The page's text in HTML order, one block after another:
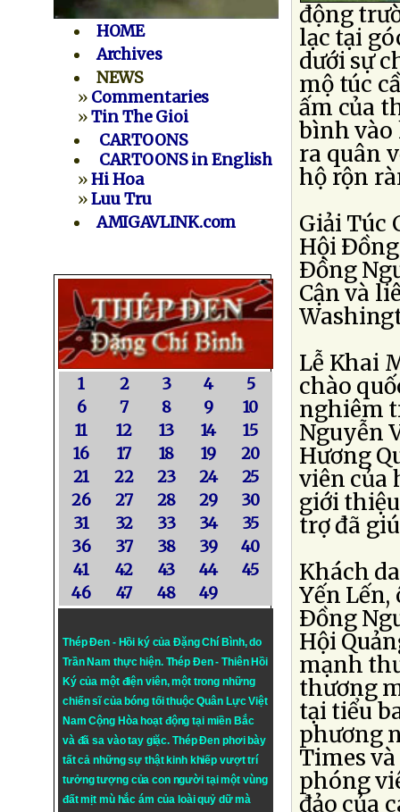
HOME
Archives
NEWS
» Commentaries
»Tin The Gioi
CARTOONS
CARTOONS in English
»Hi Hoa
»Luu Tru
AMIGAVLINK.com
1 2 3 4
5
6
7 8 9
10
11
12 13 14
15
16
17 18 19
20
21
22 23 24
25
26
27 28 29
30
31
32 33 34
35
36
37 38 39
40
41
42 43 44
45
46
47 48 49
Thép Đen - Hồi ký của Đặng Chí Bình, do
Trần Nam thực hiện. Thép Đen- Thiên Hồi
Ký của một điện viên, một trong những
chiến sĩ của bóng tối thuộc Quân Lực Việt
Nam Cộng Hòa hoạt động tại miền Bắc
và đã sa vào tay giặc. Thép Đen phơi bày
tất cả những sự thật kinh khiếp vượt trí
tưởng tượng của con người tại một vùng
đất mịt mù hắc ám của loài quỷ dữ mà
động
lạc tại
dưới sự
mộ túc
ấm của
bình vào
ra quân
hộ rộn
Giải Túc
Hội
Ðồng
Cận và
Lễ Khai
chào
nghiêm
Nguyễn
Hương
viên của
giới
trợ đã
Khách
Yến
Ðồng
Hội
mạnh
thương
tại tiểu
phương
Times
phóng
đảo của